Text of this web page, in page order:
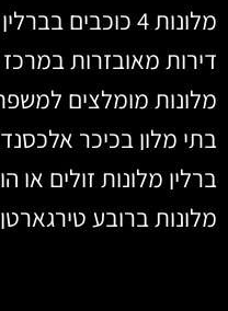
מלונות 4 כוכבים בברלין
דירות מאובזרות במרכז
מלונות מומלצים
בתי מלון בכיכר
ברלין מלונות זולים או
מלונות ברובע